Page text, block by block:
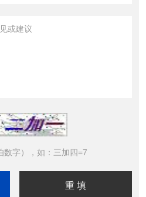
数字），如：三加四=7